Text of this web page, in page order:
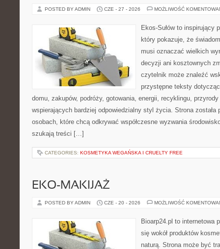
POSTED BY ADMIN CZE - 27 - 2026 MOŻLIWOŚĆ
Ekos-Sułów to inspirujący
który pokazuje, że
musi oznaczać wielkich
decyzji ani kosztownych
czytelnik może znaleźć
przystępne teksty
domu, zakupów, podróży, gotowania, energii, recyklingu,
wspierających bardziej odpowiedzialny styl życia. Strona została
osobach, które chcą odkrywać współczesne wyzwania
szukają treści […]
CATEGORIES: KOSMETYKA WEGAŃSKA I CRUELTY FREE
EKO-MAKIJAŻ
POSTED BY ADMIN CZE - 20 - 2026 MOŻLIWOŚĆ
Bioarp24.pl to internetowa
się wokół produktów
naturą. Strona może być